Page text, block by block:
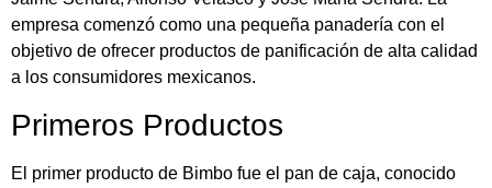
empresa comenzó como una pequeña panadería con el
objetivo de ofrecer productos de panificación de alta calidad
a los consumidores mexicanos.
Primeros Productos
El primer producto de Bimbo fue el pan de caja, conocido